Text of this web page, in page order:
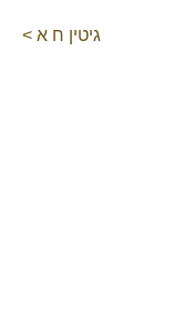
גיטין ח א >